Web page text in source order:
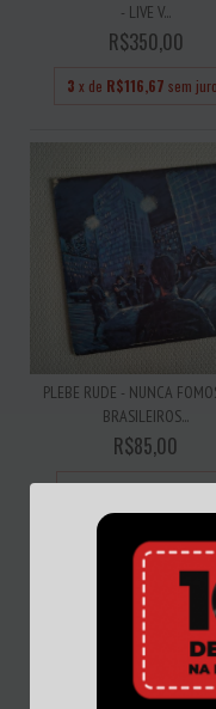
- LIVE V...
R$350,00
3 x de R$116,67 sem
PLEBE RUDE - NUNCA
BRASILEIROS...
R$85,00
3x deR$28,33sem